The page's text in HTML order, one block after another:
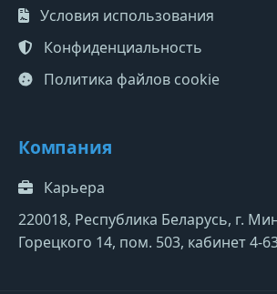
Условия использования
Конфиденциальность
Политика файлов cookie
Компания
Карьера
220018, Республика Беларусь, г.
Горецкого 14, пом. 503, кабинет 4-